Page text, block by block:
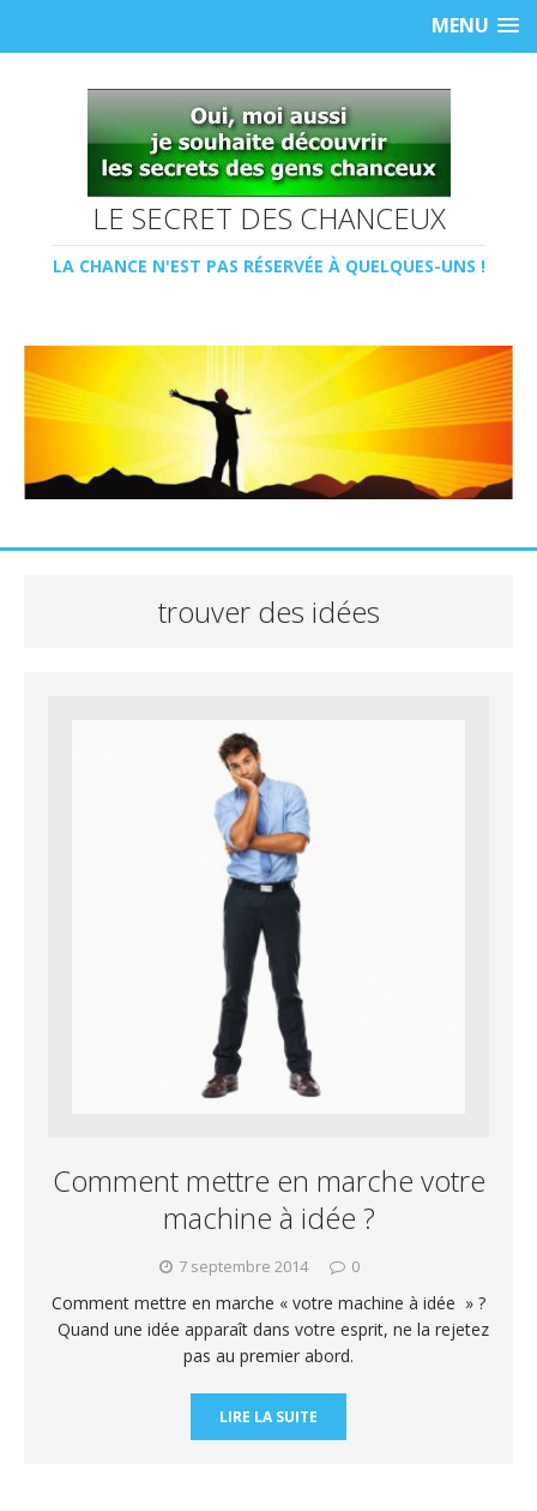
MENU
LE SECRET DES CHANCEUX
LA CHANCE N'EST PAS RÉSERVÉE À QUELQUES-UNS !
trouver des idées
Comment mettre en marche votre
machine à idée ?
7 septembre 2014 0
Comment mettre en marche « votre machine à idée » ?
Quand une idée apparaît dans votre esprit, ne la rejetez
pas au premier abord.
LIRE LA SUITE